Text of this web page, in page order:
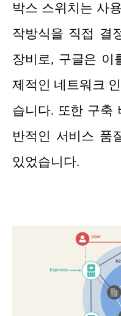
박스 스위치는 사
작방식을 직접 결
장비로, 구글은 이
제적인 네트워크
습니다. 또한 구축
반적인 서비스 품
있었습니다.